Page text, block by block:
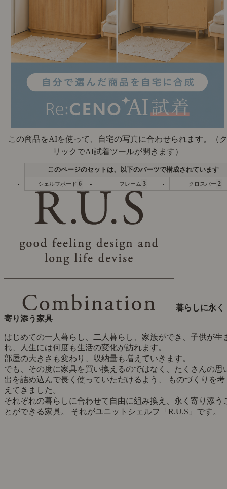
この商品をAIを使って、自宅の写真に合わせられます。
（ク
リックでAI試着ツールが開きます）
シェルフボード 6 フレーム 3 クロスバー 2
暮らしに永く
寄り添う家具
はじめての一人暮らし、二人暮らし、家族ができ、子供が生
れ、人生には何度も生活の変化が訪れます。
部屋の大きさも変わり、収納量も増えていきます。
でも、その度に家具を買い換えるのではなく、たくさんの思
出を詰め込んで長く使っていただけるよう、 ものづくりを考
えてきました。
それぞれの暮らしに合わせて自由に組み換え、永く寄り添う
とができる家具。 それがユニットシェルフ「R.U.S」です。